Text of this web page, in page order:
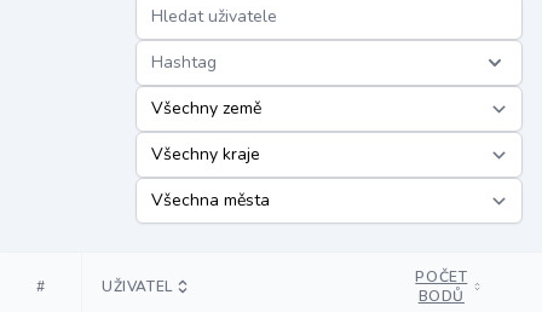
Hashtag
# UŽIVATEL
POČET
BODŮ